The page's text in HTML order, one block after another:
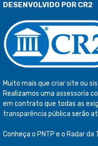
DESENVOLVIDO POR CR2
Muito mais que criar site ou
Realizamos uma assessoria
em contrato que todas as
transparência pública serão
Conheça o PNTP e o Radar da